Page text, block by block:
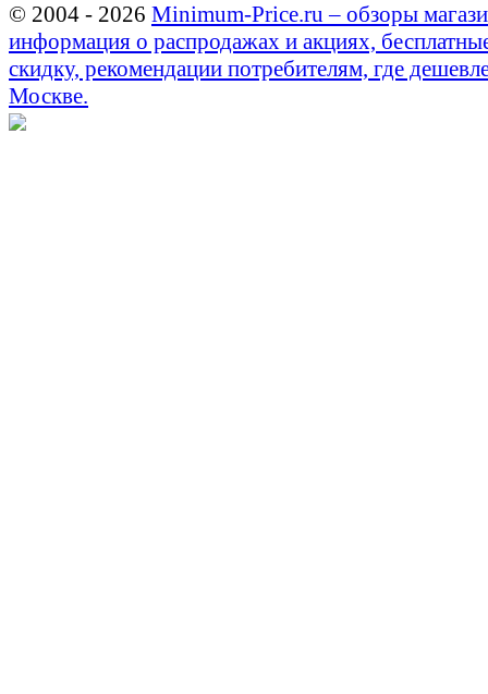
© 2004 - 2026 Minimum-Price.ru – обзоры
информация о распродажах и акциях,
скидку, рекомендации потребителям, где
Москве.